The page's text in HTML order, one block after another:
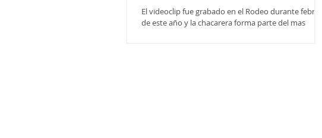
El videoclip fue grabado en el Rodeo durante febrero
de este año y la chacarera forma parte del mas